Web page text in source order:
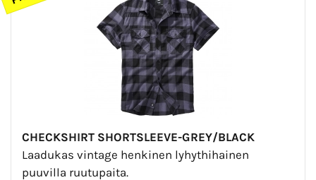
CHECKSHIRT SHORTSLEEVE-GREY/BLACK
Laadukas vintage henkinen lyhythihainen
puuvilla ruutupaita.